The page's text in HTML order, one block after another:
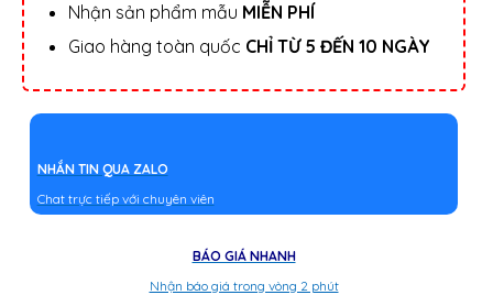
Nhận sản phẩm mẫu MIỄN PHÍ
Giao hàng toàn quốc CHỈ TỪ 5 ĐẾN 10 NGÀY
NHẮN TIN QUA ZALO
Chat trực tiếp với chuyên viên
BÁO GIÁ NHANH
Nhận báo giá trong vòng 2 phút